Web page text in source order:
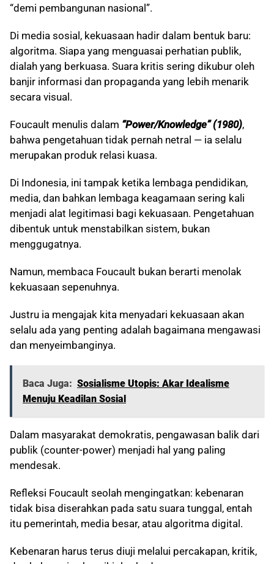
“demi pembangunan nasional”.
Di media sosial, kekuasaan hadir dalam bentuk baru:
algoritma. Siapa yang menguasai perhatian publik,
dialah yang berkuasa. Suara kritis sering dikubur oleh
banjir informasi dan propaganda yang lebih menarik
secara visual.
Foucault menulis dalam “Power/Knowledge” (1980),
bahwa pengetahuan tidak pernah netral — ia selalu
merupakan produk relasi kuasa.
Di Indonesia, ini tampak ketika lembaga pendidikan,
media, dan bahkan lembaga keagamaan sering kali
menjadi alat legitimasi bagi kekuasaan. Pengetahuan
dibentuk untuk menstabilkan sistem, bukan
menggugatnya.
Namun, membaca Foucault bukan berarti menolak
kekuasaan sepenuhnya.
Justru ia mengajak kita menyadari kekuasaan akan
selalu ada yang penting adalah bagaimana mengawasi
dan menyeimbanginya.
Baca Juga: Sosialisme Utopis: Akar Idealisme
Menuju Keadilan Sosial
Dalam masyarakat demokratis, pengawasan balik dari
publik (counter-power) menjadi hal yang paling
mendesak.
Refleksi Foucault seolah mengingatkan: kebenaran
tidak bisa diserahkan pada satu suara tunggal, entah
itu pemerintah, media besar, atau algoritma digital.
Kebenaran harus terus diuji melalui percakapan, kritik,